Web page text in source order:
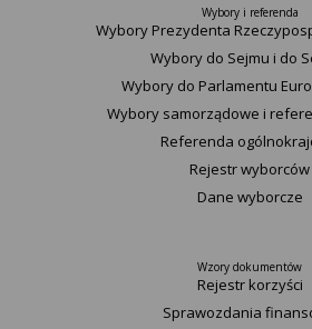
Wybory i referenda
Wybory Prezydenta
Wybory do Sejmu i do
Wybory do Parlamentu
Wybory samorządowe i
Referenda
Rejestr wyborców
Dane wyborcze
Wzory dokumentów
Rejestr korzyści
Sprawozdania